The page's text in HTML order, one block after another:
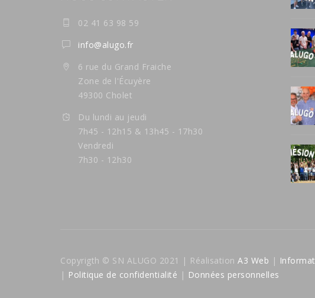
02 41 63 98 59
info@alugo.fr
6 rue du Grand Fraiche
Zone de l'Écuyère
49300 Cholet
Du lundi au jeudi
7h45 - 12h15 & 13h45 - 17h30
Vendredi
7h30 - 12h30
Copyrigth © SN ALUGO 2021 | Réalisation A3 Web |
| Politique de confidentialité | Données personnelles